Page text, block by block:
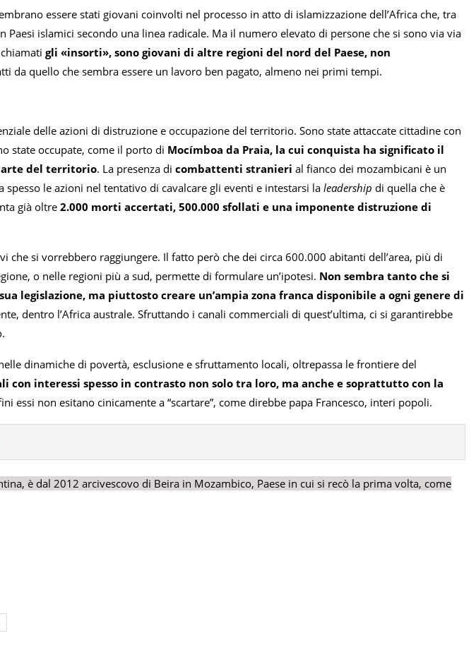
essere stati giovani coinvolti nel processo in atto di islamizzazione dell’Africa che, tra
islamici secondo una linea radicale. Ma il numero elevato di persone che si sono via via
gli «insorti», sono giovani di altre regioni del nord del Paese, non
da quello che sembra essere un lavoro ben pagato, almeno nei primi tempi.
delle azioni di distruzione e occupazione del territorio. Sono state attaccate cittadine con
state occupate, come il porto di Mocímboa da Praia, la cui conquista ha significato il
del territorio. La presenza di combattenti stranieri al fianco dei mozambicani è un
le azioni nel tentativo di cavalcare gli eventi e intestarsi la leadership di quella che è
già oltre 2.000 morti accertati, 500.000 sfollati e una imponente distruzione di
si vorrebbero raggiungere. Il fatto però che dei circa 600.000 abitanti dell’area, più di
o nelle regioni più a sud, permette di formulare un’ipotesi. Non sembra tanto che si
legislazione, ma piuttosto creare un’ampia zona franca disponibile a ogni genere di
dentro l’Africa australe. Sfruttando i canali commerciali di quest’ultima, ci si garantirebbe
dinamiche di povertà, esclusione e sfruttamento locali, oltrepassa le frontiere del
con interessi spesso in contrasto non solo tra loro, ma anche e soprattutto con la
essi non esitano cinicamente a “scartare”, come direbbe papa Francesco, interi popoli.
è dal 2012 arcivescovo di Beira in Mozambico, Paese in cui si recò la prima volta, come